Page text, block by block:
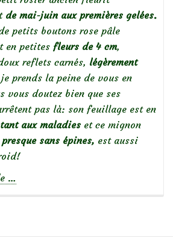
de mai-juin aux premières gelées.
petits boutons rose pâle
en petites fleurs de 4 cm,
reflets carnés, légèrement
prends la peine de vous en
vous doutez bien que ses
pas là: son feuillage est en
aux maladies et ce mignon
presque sans épines, est aussi
…